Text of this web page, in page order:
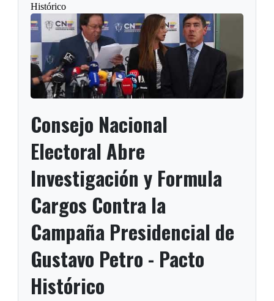
Histórico
Consejo Nacional
Electoral Abre
Investigación y Formula
Cargos Contra la
Campaña Presidencial de
Gustavo Petro - Pacto
Histórico